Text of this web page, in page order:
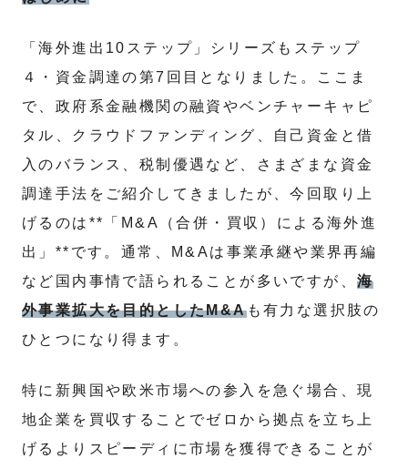
「海外進出10ステップ」シリーズもステップ
４・資金調達の第7回目となりました。ここま
で、政府系金融機関の融資やベンチャーキャピ
タル、クラウドファンディング、自己資金と借
入のバランス、税制優遇など、さまざまな資金
調達手法をご紹介してきましたが、今回取り上
げるのは**「M&A（合併・買収）による海外進
出」**です。通常、M&Aは事業承継や業界再編
など国内事情で語られることが多いですが、 海
外事業拡大を目的としたM&Aも有力な選択肢の
ひとつになり得ます。
特に新興国や欧米市場への参入を急ぐ場合、現
地企業を買収することでゼロから拠点を立ち上
げるよりスピーディに市場を獲得できることが